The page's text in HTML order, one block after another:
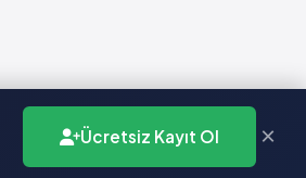
Ücretsiz Kayıt Ol ×